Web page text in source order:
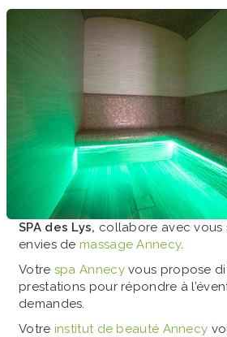
SPA des Lys, collabore avec vous
envies de massage Annecy.
Votre spa Annecyvous propose
prestations pour répondre à
demandes.
Votre institut de beauté Annecy